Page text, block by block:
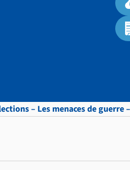
– Les menaces de guerre